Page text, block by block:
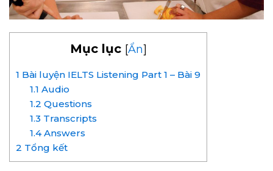
Mục lục [Ẩn]
1 Bài luyện IELTS Listening Part 1 – Bài 9
1.1 Audio
1.2 Questions
1.3 Transcripts
1.4Answers
2 Tổng kết